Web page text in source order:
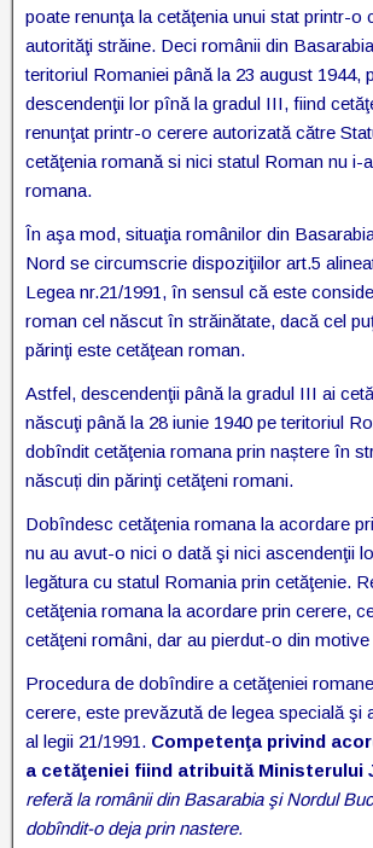
poate renunţa la cetăţenia unui stat printr-o
autorităţi străine. Deci românii din
teritoriul Romaniei până la 23 august 1944,
descendenţii lor pînă la gradul III, fiind
renunţat printr-o cerere autorizată către
cetăţenia romană si nici statul Roman nu i-
romana.
În aşa mod, situaţia românilor din
Nord se circumscrie dispoziţiilor art.5
Legea nr.21/1991, în sensul că este
roman cel născut în străinătate, dacă cel
părinţi este cetăţean roman.
Astfel, descendenţii până la gradul III ai
născuţi până la 28 iunie 1940 pe teritoriul
dobîndit cetăţenia romana prin naștere în
născuți din părinţi cetăţeni romani.
Dobîndesc cetăţenia romana la acordare
nu au avut-o nici o dată şi nici ascendenţii
legătura cu statul Romania prin cetăţenie.
cetăţenia romana la acordare prin cerere,
cetăţeni români, dar au pierdut-o din
Procedura de dobîndire a cetăţeniei
cerere, este prevăzută de legea specială şi
al legii 21/1991. Competenţa privind
a cetăţeniei fiind atribuită Ministerului
referă la românii din Basarabia şi Nordul
dobîndit-o deja prin nastere.